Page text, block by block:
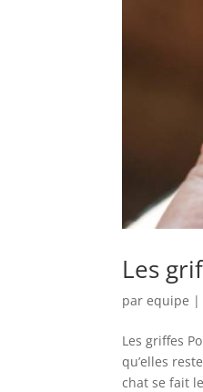
Les
parequipe |
Les griffes
qu’elles
chat se fait